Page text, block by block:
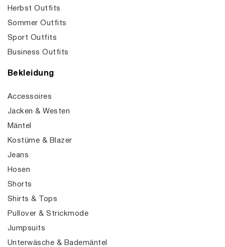
Herbst Outfits
Sommer Outfits
Sport Outfits
Business Outfits
Bekleidung
Accessoires
Jacken & Westen
Mäntel
Kostüme & Blazer
Jeans
Hosen
Shorts
Shirts & Tops
Pullover & Strickmode
Jumpsuits
Unterwäsche & Bademäntel